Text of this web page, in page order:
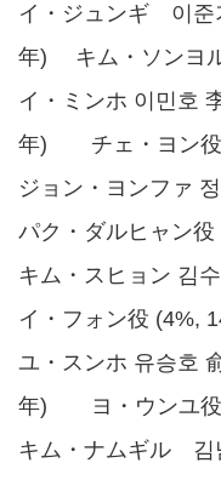
イ・ジュンギ 이
年) キム・ソンヨ
イ・ミンホ 이민호
年) チェ・ヨン役
ジョン・ヨンファ
パク・ダルヒャン
キム・スヒョン 김
イ・フォン役 (4%,
ユ・スンホ 유승호
年) ヨ・ウンユ役
キム・ナムギル 김